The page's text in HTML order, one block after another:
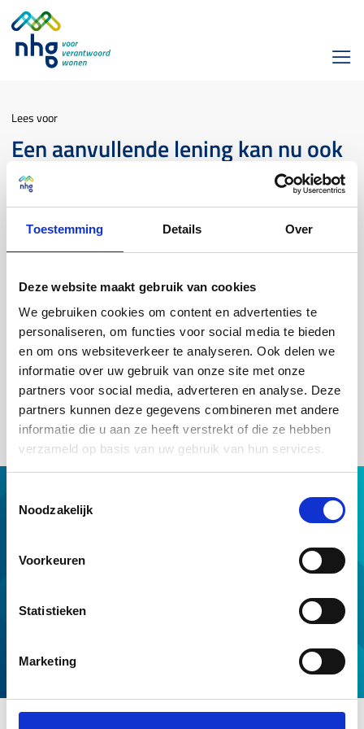
Toestemming Details Over
Deze website maakt gebruik van cookies
We gebruiken cookies om content en advertenties te
personaliseren, om functies voor social media te bieden
en om ons websiteverkeer te analyseren. Ook delen we
informatie over uw gebruik van onze site met onze
partners voor social media, adverteren en analyse. Deze
partners kunnen deze gegevens combineren met andere
informatie die u aan ze heeft verstrekt of die ze hebben
verzameld op basis van uw gebruik van hun services.
Noodzakelijk
Voorkeuren
Statistieken
Marketing
Lees voor
Een aanvullende lening kan nu ook
gebruikt worden voor het
financieren van een boeterente:
waar kan ik dit vinden?
Heeft de consument al een lening met of zonder NHG bij jou?
Dan mag je deze consument een aanvullende lening met NHG
verstrekken voor dezelfde woning. In deelD.3 van de
Voorwaarden en normenlees je voor welke doelen je een lening
mag verhogen en welke kosten je in de aanvullende lening mag
meenemen.
Professionals
Voorwaarden en normen
Service en contact